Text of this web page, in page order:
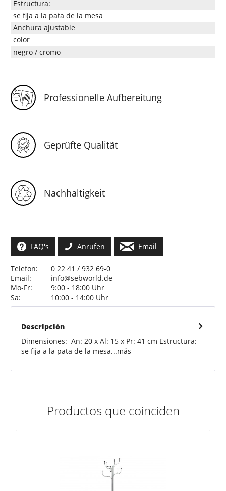
Estructura:
se fija a la pata de la mesa
Anchura ajustable
color
negro / cromo
Professionelle Aufbereitung
Geprüfte Qualität
Nachhaltigkeit
FAQ's Anrufen Email
Telefon:
0 22 41 / 932 69-0
Email:
info@sebworld.de
Mo-Fr:
9:00 - 18:00 Uhr
Sa:
10:00 - 14:00 Uhr
Descripción
Dimensiones: An: 20 x Al: 15 x Pr: 41 cm Estructura:
se fija a la pata de la mesa...más
Productos que coinciden